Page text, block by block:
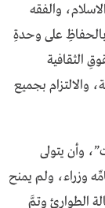
والفقه
بالحفاظِ على وحدةِ
الثقافية
والالتزام بجميع
وأن يتولى
وزراء، ولم يمنح
الطوارئ وتمَّ